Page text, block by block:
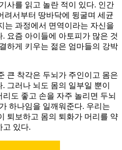
사를 읽고 놀란 적이 있다. 인간
려서부터 땅바닥에 뒹굴며 세균
는 과정에서 면역이라는 자신을
요즘 아이들에 아토피가 많은 것
하게 키우는 젊은 엄마들의 강박
큰 착각은 두뇌가 주인이고 몸은
그러나 뇌도 몸의 일부일 뿐이
도 좋고 손을 자주 놀리면 두뇌
하나임을 일깨워준다. 우리는
퇴보하고 몸의 퇴화가 머리를 약
고 있다.